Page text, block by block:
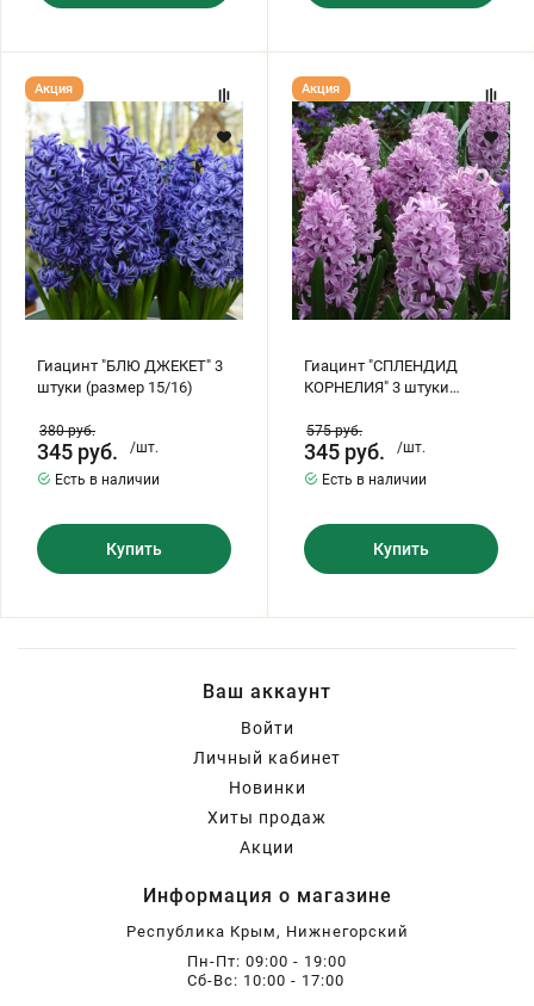
Гиацинт
"БЛЮ
ДЖЕКЕТ"
3
штуки
(размер
15/16)
Гиацинт "БЛЮ ДЖЕКЕТ" 3
штуки (размер 15/16)
Акция
380руб.
345 руб.
/шт.
Есть в наличии
Купить
Гиацинт
"СПЛЕНДИД
КОРНЕЛИЯ"
3
штуки
(размер
15/16)
Гиацинт "СПЛЕНДИД
КОРНЕЛИЯ" 3 штуки
Акция
575руб.
345 руб.
/шт.
Есть в наличии
Купить
Ваш аккаунт
Войти
Личный кабинет
Новинки
Хиты продаж
Акции
Информация о магазине
Республика Крым, Нижнегорский
Пн-Пт: 09:00 - 19:00
Сб-Вс: 10:00 - 17:00